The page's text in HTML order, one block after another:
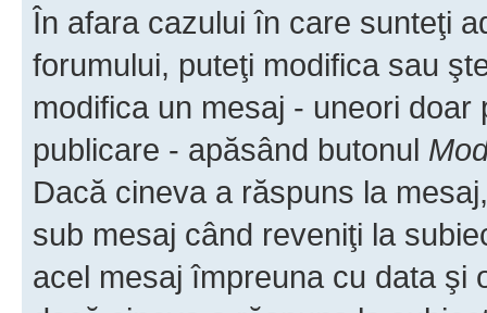
În afara cazului în care sunteţi
forumului, puteţi modifica sau
modifica un mesaj - uneori
publicare - apăsând butonul
Dacă cineva a răspuns la
sub mesaj când reveniţi la
acel mesaj împreuna cu data şi